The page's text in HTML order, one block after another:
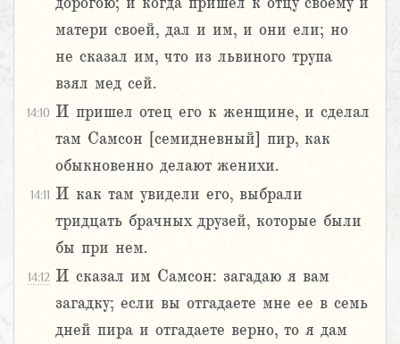
матери своей, дал и им, и они ели; но
не сказал им, что из львиного трупа
взял мед сей.
14:10 И пришел отец его к женщине, и сделал
там Самсон [семидневный] пир, как
обыкновенно делают женихи.
14:11 И как там увидели его, выбрали
тридцать брачных друзей, которые были
бы при нем.
14:12 И сказал им Самсон: загадаю я вам
загадку; если вы отгадаете мне ее в семь
дней пира и отгадаете верно, то я дам